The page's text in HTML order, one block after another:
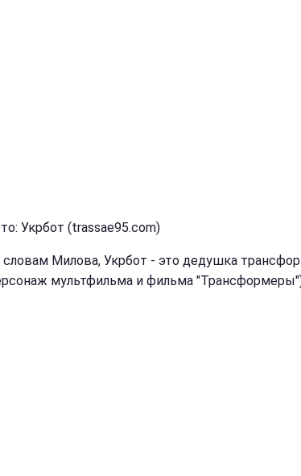
Укрбот (trassae95.com)
словам Милова, Укрбот - это дедушка
мультфильма и фильма